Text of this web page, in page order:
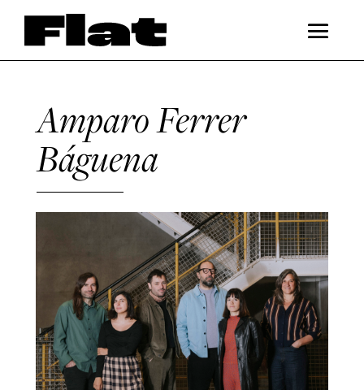
Amparo Ferrer
Báguena